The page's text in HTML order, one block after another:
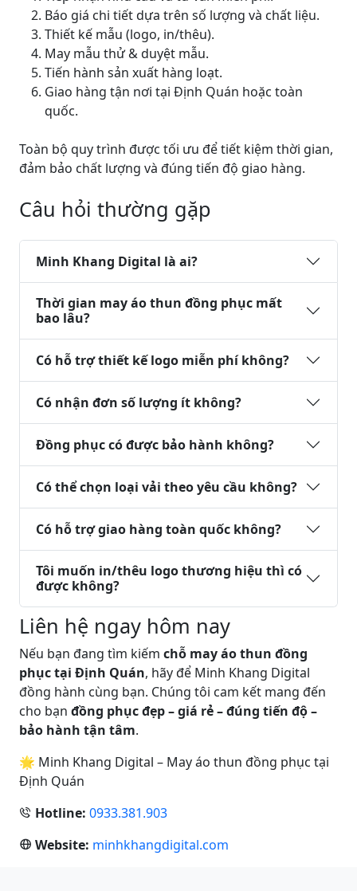
Báo giá chi tiết dựa trên số lượng và chất liệu.
Thiết kế mẫu (logo, in/thêu).
May mẫu thử & duyệt mẫu.
Tiến hành sản xuất hàng loạt.
Giao hàng tận nơi tại Định Quán hoặc toàn
quốc.
Toàn bộ quy trình được tối ưu để tiết kiệm thời gian,
đảm bảo chất lượng và đúng tiến độ giao hàng.
Câu hỏi thường gặp
Minh Khang Digital là ai?
Thời gian may áo thun đồng phục mất
bao lâu?
Có hỗ trợ thiết kế logo miễn phí không?
Có nhận đơn số lượng ít không?
Đồng phục có được bảo hành không?
Có thể chọn loại vải theo yêu cầu không?
Có hỗ trợ giao hàng toàn quốc không?
Tôi muốn in/thêu logo thương hiệu thì có
được không?
Liên hệ ngay hôm nay
Nếu bạn đang tìm kiếm chỗ may áo thun đồng
phục tại Định Quán, hãy để Minh Khang Digital
đồng hành cùng bạn. Chúng tôi cam kết mang đến
cho bạn đồng phục đẹp – giá rẻ – đúng tiến độ –
bảo hành tận tâm.
🌟 Minh Khang Digital – May áo thun đồng phục tại
Định Quán
Hotline: 0933.381.903
Website: minhkhangdigital.com